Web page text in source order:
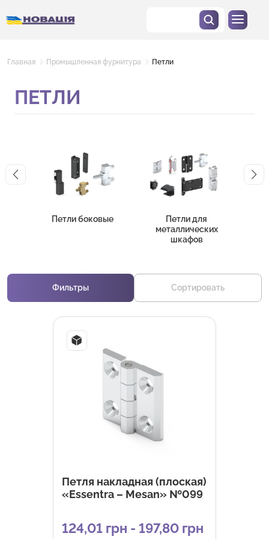
Главная Промышленная фурнитура Петли
ПЕТЛИ
Петли боковые
Петли для
металлических
шкафов
Фильтры Сортировать
Петля накладная (плоская)
«Essentra – Mesan» №099
124,01 грн - 197,80 грн